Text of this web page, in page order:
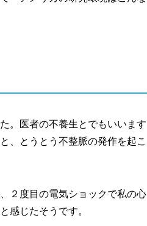
。医者の不養生とでもいいます
、とうとう不整脈の発作を起こ
２度目の電気ショックで私の心
感じたそうです。